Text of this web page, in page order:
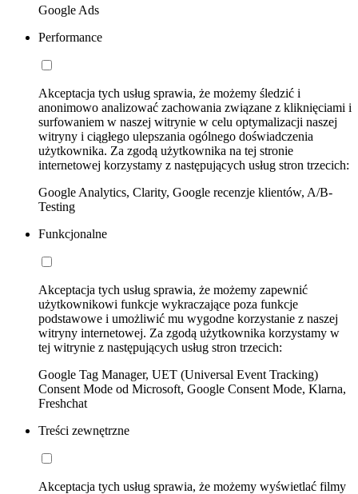
Google Ads
Performance
Akceptacja tych usług sprawia, że możemy śledzić i
anonimowo analizować zachowania związane z kliknięciami i
surfowaniem w naszej witrynie w celu optymalizacji naszej
witryny i ciągłego ulepszania ogólnego doświadczenia
użytkownika. Za zgodą użytkownika na tej stronie
internetowej korzystamy z następujących usług stron trzecich:
Google Analytics, Clarity, Google recenzje klientów, A/B-
Testing
Funkcjonalne
Akceptacja tych usług sprawia, że możemy zapewnić
użytkownikowi funkcje wykraczające poza funkcje
podstawowe i umożliwić mu wygodne korzystanie z naszej
witryny internetowej. Za zgodą użytkownika korzystamy w
tej witrynie z następujących usług stron trzecich:
Google Tag Manager, UET (Universal Event Tracking)
Consent Mode od Microsoft, Google Consent Mode, Klarna,
Freshchat
Treści zewnętrzne
Akceptacja tych usług sprawia, że możemy wyświetlać filmy